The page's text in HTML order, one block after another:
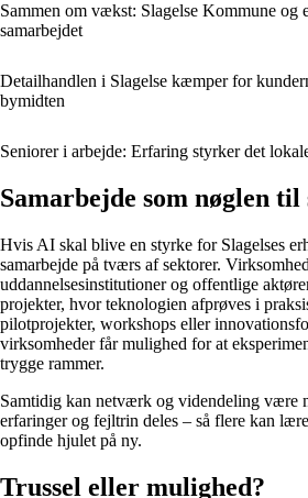
Sammen om vækst: Slagelse Kommune og
samarbejdet
Detailhandlen i Slagelse kæmper for
bymidten
Seniorer i arbejde: Erfaring styrker det
Samarbejde som nøglen til
Hvis AI skal blive en styrke for Slagelses
samarbejde på tværs af sektorer.
uddannelsesinstitutioner og offentlige
projekter, hvor teknologien afprøves i
pilotprojekter, workshops eller
virksomheder får mulighed for at
trygge rammer.
Samtidig kan netværk og videndeling være
erfaringer og fejltrin deles – så flere kan
opfinde hjulet på ny.
Trussel eller mulighed?